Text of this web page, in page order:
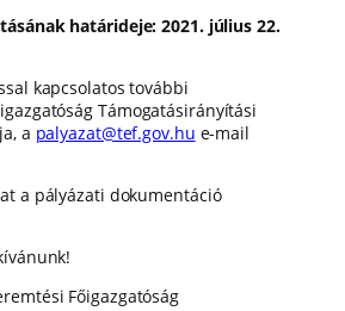
határideje: 2021. július 22.
kapcsolatos további
Támogatásirányítási
a palyazat@tef.gov.hu e-mail
a pályázati dokumentáció
Főigazgatóság